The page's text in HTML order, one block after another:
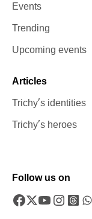
Events
Trending
Upcoming events
Articles
Trichy’s identities
Trichy’s heroes
Follow us on